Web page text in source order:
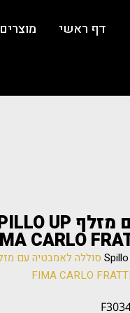
דף ראשי מוצרים